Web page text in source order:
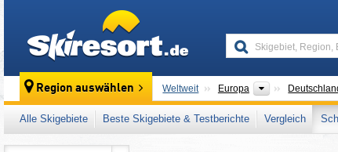
Region auswählen Weltweit Europa Kontinente
Alle Skigebiete Beste Skigebiete & Testberichte Vergleich